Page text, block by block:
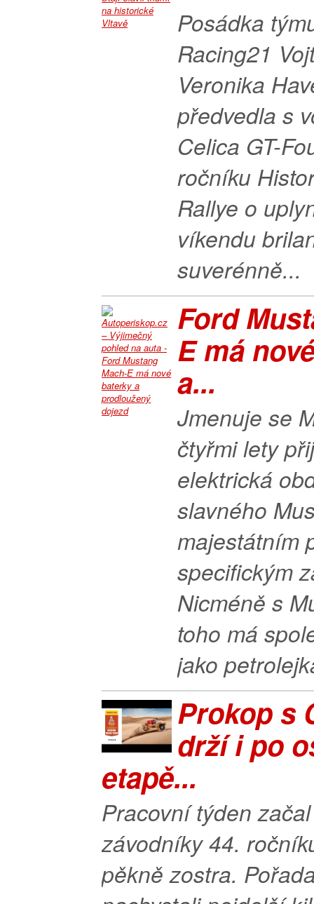
Posádka
Racing21
Veronika
předvedla s
Celica GT-
ročníku
Rallye o
víkendu
suverénně...
Ford
E má
a...
Jmenuje se
čtyřmi lety
elektrická
slavného
majestátním
specifickým
Nicméně s
toho má
jako
Prokop s
drží i po
etapě...
Pracovní týden
závodníky 44.
pěkně zostra.